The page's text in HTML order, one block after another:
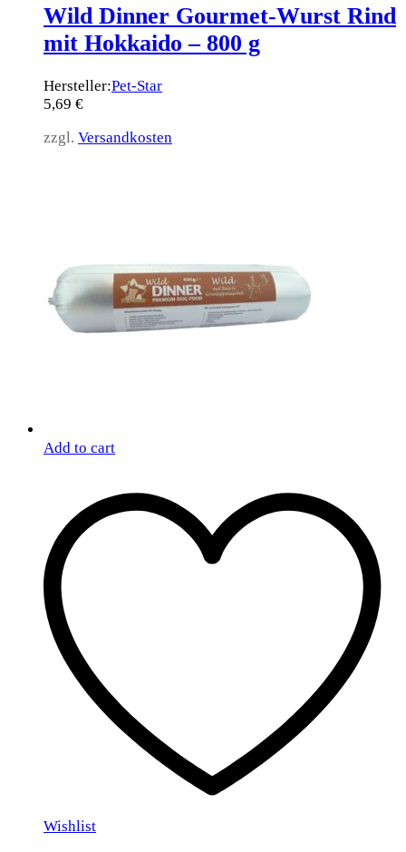
Wild Dinner Gourmet-Wurst Rind
mit Hokkaido – 800 g
Hersteller:Pet-Star
5,69 €
zzgl. Versandkosten
Add to cart
Wishlist